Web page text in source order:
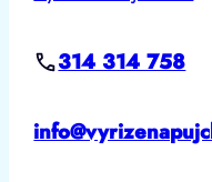
314 314 758